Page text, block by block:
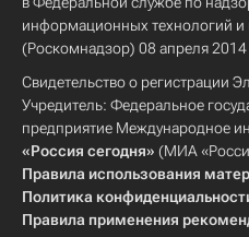
информационных технологий
(Роскомнадзор) 08 апреля 2014
Свидетельство о регистрации
Учредитель: Федеральное
предприятие Международное
«Россия сегодня» (МИА
Правила использования
Политика
Правила применения